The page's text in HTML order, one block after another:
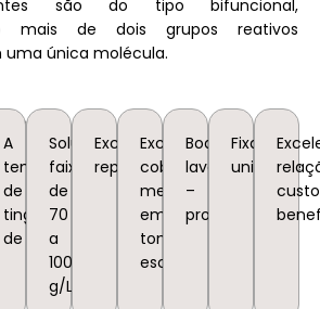
são do tipo bifuncional,
mais de dois grupos reativos
única molécula.
A
temperatura
de
tingimento é
de 60°C.
Solubilidade,
faixa
de
70
a
100
g/L
Excelente
reprodutibilidade.
Excelente
cobertura,
mesmo
em
tons
escuros.
Boa
lavagem
–
propriedades
Fixação
uniforme